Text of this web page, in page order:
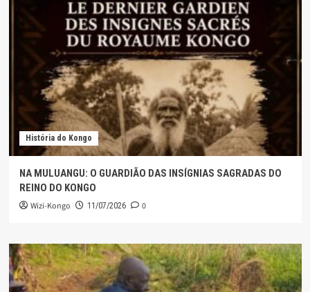
História do Kongo
NA MULUANGU: O GUARDIÃO DAS INSÍGNIAS SAGRADAS DO
REINO DO KONGO
Wizi-Kongo 11/07/2026 0